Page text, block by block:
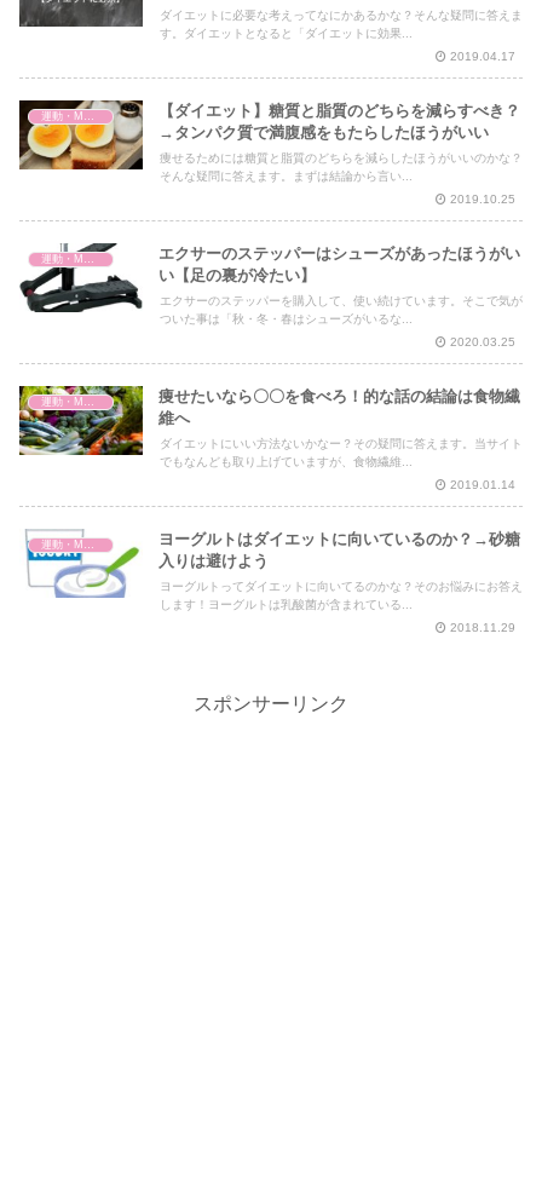
ダイエットに必要な考えってなにかあるかな？そんな疑問に答えま
す。ダイエットとなると「ダイエットに効果...
2019.04.17
【ダイエット】糖質と脂質のどちらを減らすべき？
→タンパク質で満腹感をもたらしたほうがいい
痩せるためには糖質と脂質のどちらを減らしたほうがいいのかな？
そんな疑問に答えます。まずは結論から言い...
2019.10.25
エクサーのステッパーはシューズがあったほうがい
い【足の裏が冷たい】
エクサーのステッパーを購入して、使い続けています。そこで気が
ついた事は「秋・冬・春はシューズがいるな...
2020.03.25
痩せたいなら〇〇を食べろ！的な話の結論は食物繊
維へ
ダイエットにいい方法ないかなー？その疑問に答えます。当サイト
でもなんども取り上げていますが、食物繊維...
2019.01.14
ヨーグルトはダイエットに向いているのか？→砂糖
入りは避けよう
ヨーグルトってダイエットに向いてるのかな？そのお悩みにお答え
します！ヨーグルトは乳酸菌が含まれている...
2018.11.29
スポンサーリンク